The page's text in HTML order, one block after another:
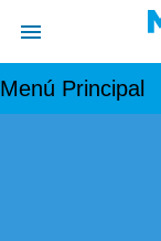
Menú Principal